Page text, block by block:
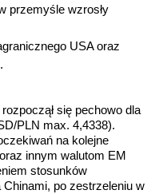
przemyśle wzrosły
USA oraz
się pechowo dla
PLN max. 4,4338).
na kolejne
innym walutom EM
stosunków
po zestrzeleniu w